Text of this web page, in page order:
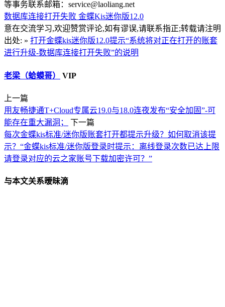
等事务联系邮箱：service@laoliang.net
数据库连接打开失败 金蝶Kis迷你版12.0
意在交流学习,欢迎赞赏评论,如有谬误,请联系指正;转载请注明
出处: » 打开金蝶kis迷你版12.0提示“系统将对正在打开的账套
进行升级-数据库连接打开失败”的说明
老梁（蛤蟆哥） VIP
上一篇
用友畅捷通T+Cloud专属云19.0与18.0连夜发布“安全加固”-可
能存在重大漏洞；
下一篇
每次金蝶kis标准/迷你版账套打开都提示升级？如何取消该提
示？“金蝶kis标准/迷你版登录时提示：离线登录次数已达上限
请登录对应的云之家账号下载加密许可？”
与本文关系暧昧滴